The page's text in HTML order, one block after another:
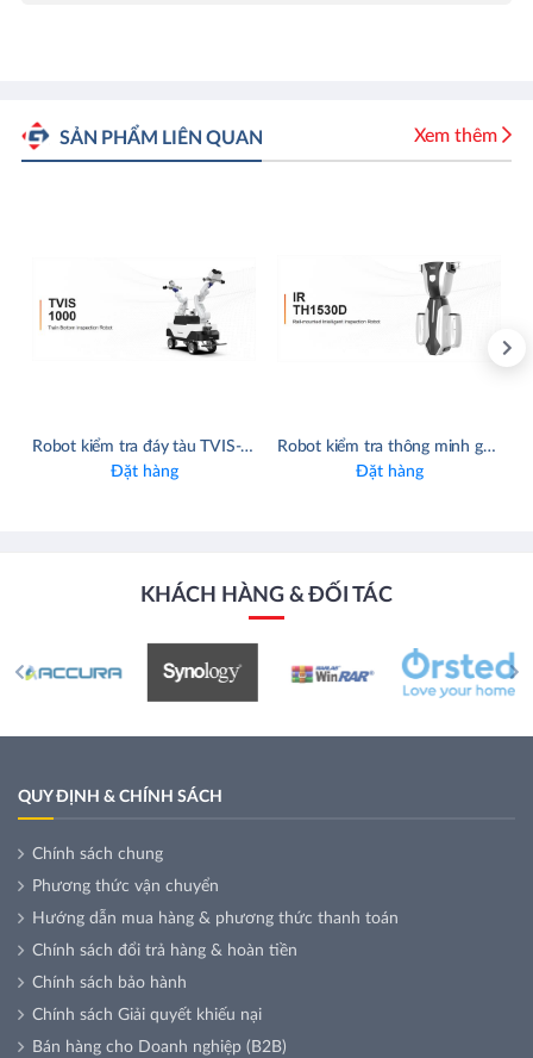
SẢN PHẨM LIÊN QUAN Xem thêm
Robot kiểm tra đáy tàu TVIS-1000
Đặt hàng
Robot kiểm tra thông minh gắn trên đường ray IR- TH1530D
Đặt hàng
KHÁCH HÀNG & ĐỐI TÁC
QUY ĐỊNH & CHÍNH SÁCH
Chính sách chung
Phương thức vận chuyển
Hướng dẫn mua hàng & phương thức thanh toán
Chính sách đổi trả hàng & hoàn tiền
Chính sách bảo hành
Chính sách Giải quyết khiếu nại
Bán hàng cho Doanh nghiệp (B2B)